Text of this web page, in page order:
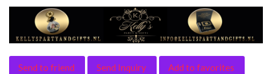
Send to friend Send Inquiry Add to favorites